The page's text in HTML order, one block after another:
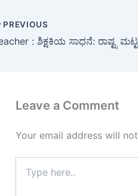
e
b A
PREVIOUS
Leave a Comment
Your email address will
here..